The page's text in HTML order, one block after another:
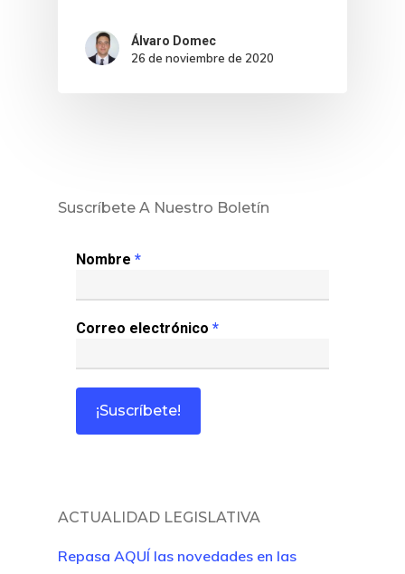
Álvaro Domec
26 de noviembre de 2020
Suscríbete A Nuestro Boletín
Nombre *
Correo electrónico *
ACTUALIDAD LEGISLATIVA
Repasa AQUÍ las novedades en las
Noticias
Revista